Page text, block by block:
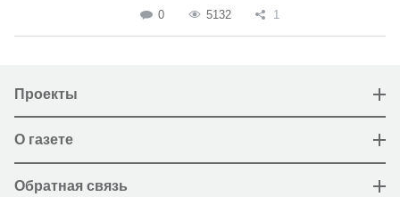
0 5132 1
Проекты
О газете
Обратная связь